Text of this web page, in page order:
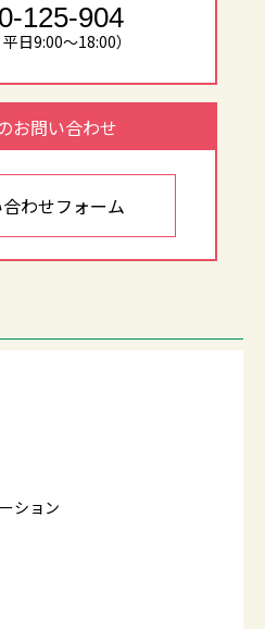
125-904
日9:00～18:00）
お問い合わせ
わせフォーム
ション